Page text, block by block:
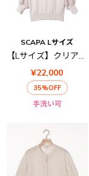
SCAPA Lサイズ
【Lサイズ】クリアニットプルオーバー
¥22,000
35%OFF
手洗い可